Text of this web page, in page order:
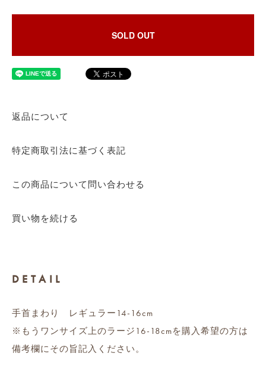
SOLD OUT
返品について
特定商取引法に基づく表記
この商品について問い合わせる
買い物を続ける
DETAIL
手首まわり レギュラー14-16cm
※もうワンサイズ上のラージ16-18cmを購入希望の方は
備考欄にその旨記入ください。